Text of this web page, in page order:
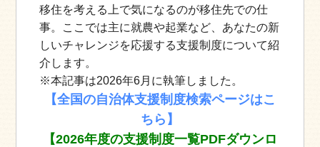
移住を考える上で気になるのが移住先での仕
事。ここでは主に就農や起業など、あなたの新
しいチャレンジを応援する支援制度について紹
介します。
※本記事は2026年6月に執筆しました。
【全国の自治体支援制度検索ページはこ
ちら】
【2026年度の支援制度一覧PDFダウンロ